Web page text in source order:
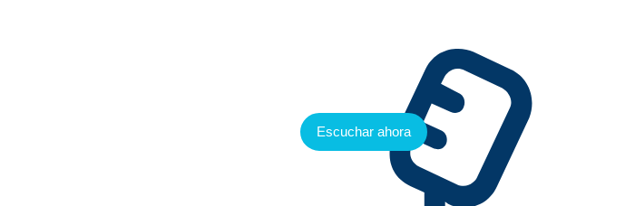
Escuchar ahora